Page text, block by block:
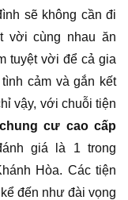
sẽ không cần đi
vời cùng nhau ăn
tuyệt vời để cả gia
cảm và gắn kết
vậy, với chuỗi tiện
cư cao cấp
giá là 1 trong
Hòa. Các tiện
đến như đài vọng